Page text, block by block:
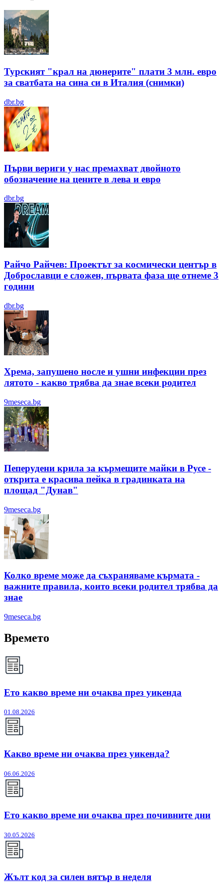
Турският "крал на дюнерите" плати 3 млн. евро
за сватбата на сина си в Италия (снимки)
dbr.bg
Първи вериги у нас премахват двойното
обозначение на цените в лева и евро
dbr.bg
Райчо Райчев: Проектът за космически център в
Доброславци е сложен, първата фаза ще отнеме 3
години
dbr.bg
Хрема, запушено носле и ушни инфекции през
лятотo - какво трябва да знае всеки родител
9meseca.bg
Пеперудени крила за кърмещите майки в Русе -
открита е красива пейка в градинката на
площад "Дунав"
9meseca.bg
Колко време може да съхраняваме кърмата -
важните правила, които всеки родител трябва да
знае
9meseca.bg
Времето
Ето какво време ни очаква през уикенда
01.08.2026
Какво време ни очаква през уикенда?
06.06.2026
Ето какво време ни очаква през почивните дни
30.05.2026
Жълт код за силен вятър в неделя